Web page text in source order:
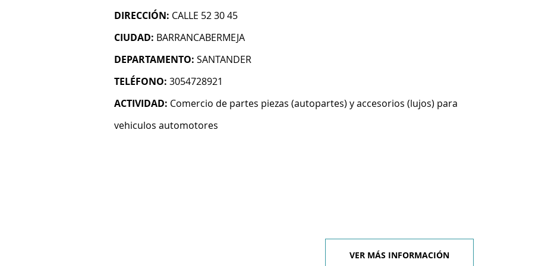
DIRECCIÓN: CALLE 52 30 45
CIUDAD: BARRANCABERMEJA
DEPARTAMENTO: SANTANDER
TELÉFONO: 3054728921
ACTIVIDAD: Comercio de partes piezas (autopartes) y accesorios (lujos) para
vehiculos automotores
VER MÁS INFORMACIÓN